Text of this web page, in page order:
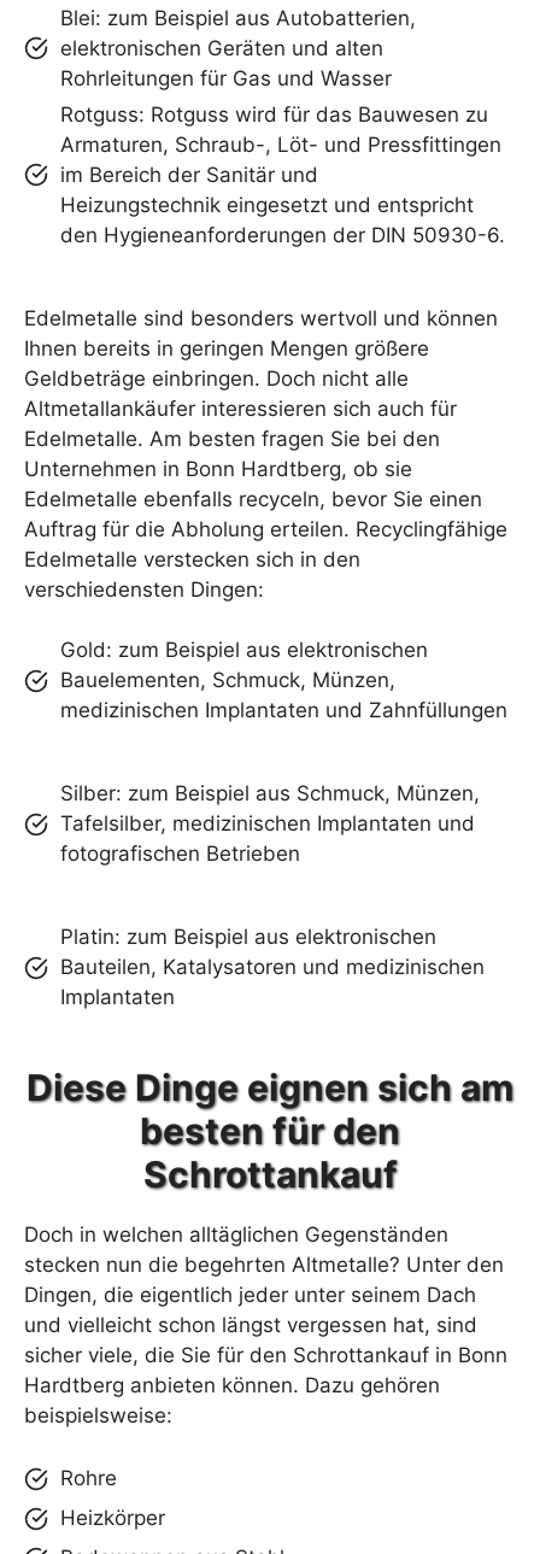
Blei: zum Beispiel aus Autobatterien,
elektronischen Geräten und alten
Rohrleitungen für Gas und Wasser
Rotguss: Rotguss wird für das Bauwesen zu
Armaturen, Schraub-, Löt- und Pressfittingen
im Bereich der Sanitär und
Heizungstechnik eingesetzt und entspricht
den Hygieneanforderungen der DIN 50930-6.
Edelmetalle sind besonders wertvoll und können
Ihnen bereits in geringen Mengen größere
Geldbeträge einbringen. Doch nicht alle
Altmetallankäufer interessieren sich auch für
Edelmetalle. Am besten fragen Sie bei den
Unternehmen in Bonn Hardtberg, ob sie
Edelmetalle ebenfalls recyceln, bevor Sie einen
Auftrag für die Abholung erteilen. Recyclingfähige
Edelmetalle verstecken sich in den
verschiedensten Dingen:
Gold: zum Beispiel aus elektronischen
Bauelementen, Schmuck, Münzen,
medizinischen Implantaten und Zahnfüllungen
Silber: zum Beispiel aus Schmuck, Münzen,
Tafelsilber, medizinischen Implantaten und
fotografischen Betrieben
Platin: zum Beispiel aus elektronischen
Bauteilen, Katalysatoren und medizinischen
Implantaten
Diese Dinge eignen sich am
besten für den
Schrottankauf
Doch in welchen alltäglichen Gegenständen
stecken nun die begehrten Altmetalle? Unter den
Dingen, die eigentlich jeder unter seinem Dach
und vielleicht schon längst vergessen hat, sind
sicher viele, die Sie für den Schrottankauf in Bonn
Hardtberg anbieten können. Dazu gehören
beispielsweise:
Rohre
Heizkörper